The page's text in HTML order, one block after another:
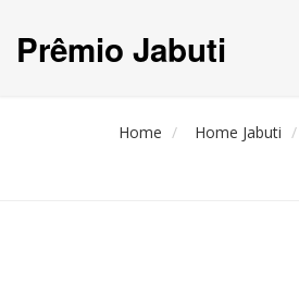
Prêmio Jabuti
Home Home Jabuti